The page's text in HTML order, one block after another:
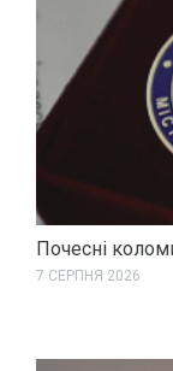
Почесні
7 СЕРПНЯ 2026